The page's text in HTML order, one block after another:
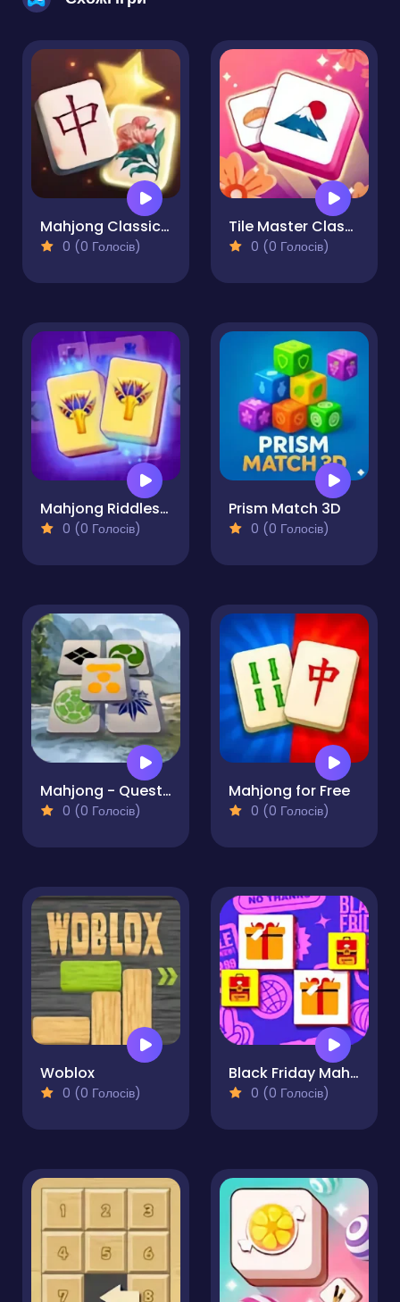
Mahjong Classical
0 (0 Голосів)
Tile Master Classic Match
0 (0 Голосів)
Mahjong Riddles Egypt
0 (0 Голосів)
Prism Match 3D
0 (0 Голосів)
Mahjong - Quest of Japan Clans
0 (0 Голосів)
Mahjong for Free
0 (0 Голосів)
Woblox
0 (0 Голосів)
Black Friday Mahjong
0 (0 Голосів)